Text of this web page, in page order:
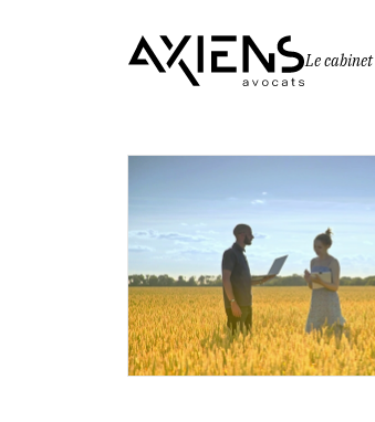
Le cabinet